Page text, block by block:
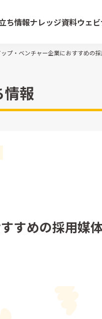
ち情報ナレッジ資料ウェ
プ・ベンチャー企業におすすめの
報
すめの採用媒